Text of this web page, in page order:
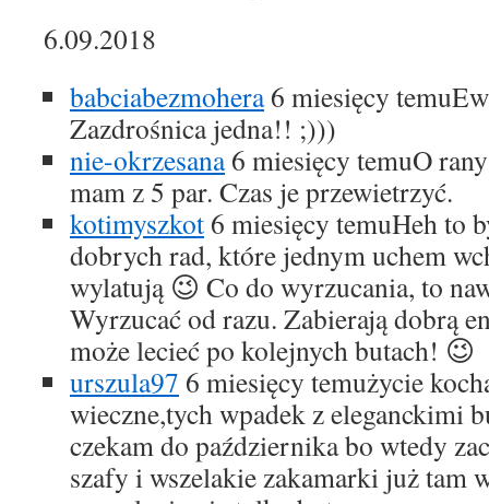
6.09.2018
babciabezmohera 6 miesięcy temu
Zazdrośnica jedna!! ;)))
nie-okrzesana 6 miesięcy temuO
mam z 5 par. Czas je przewietrzyć.
kotimyszkot 6 miesięcy temuHeh to
dobrych rad, które jednym uchem
wylatują 😉 Co do wyrzucania, to
Wyrzucać od razu. Zabierają dobrą
może lecieć po kolejnych butach! 😉
urszula97 6 miesięcy temużycie
wieczne,tych wpadek z eleganckimi
czekam do października bo wtedy
szafy i wszelakie zakamarki już tam